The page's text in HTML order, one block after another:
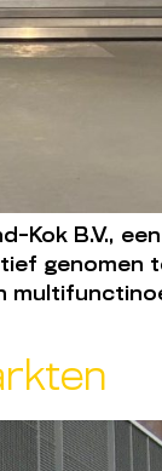
Kok B.V.,
genomen